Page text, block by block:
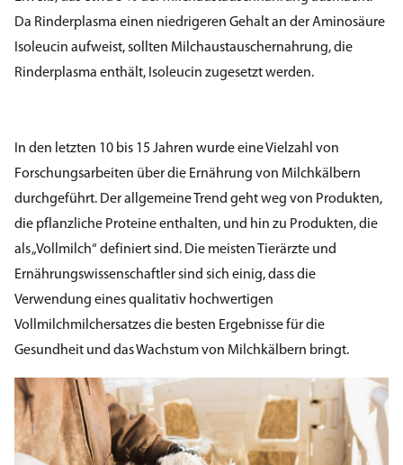
Da Rinderplasma einen niedrigeren Gehalt an der Aminosäure
Isoleucin aufweist, sollten Milchaustauschernahrung, die
Rinderplasma enthält, Isoleucin zugesetzt werden.
In den letzten 10 bis 15 Jahren wurde eine Vielzahl von
Forschungsarbeiten über die Ernährung von Milchkälbern
durchgeführt. Der allgemeine Trend geht weg von Produkten,
die pflanzliche Proteine enthalten, und hin zu Produkten, die
als „Vollmilch“ definiert sind. Die meisten Tierärzte und
Ernährungswissenschaftler sind sich einig, dass die
Verwendung eines qualitativ hochwertigen
Vollmilchmilchersatzes die besten Ergebnisse für die
Gesundheit und das Wachstum von Milchkälbern bringt.